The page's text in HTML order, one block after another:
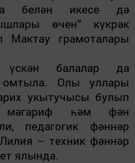
белән икесе дә
өчен” күкрәк
Мактау грамоталары
үскән балалар да
омтыла. Олы уллары
укы­тучысы булып
һәм фән
пе­дагогик фәннәр
– техник фәннәр
ялында.